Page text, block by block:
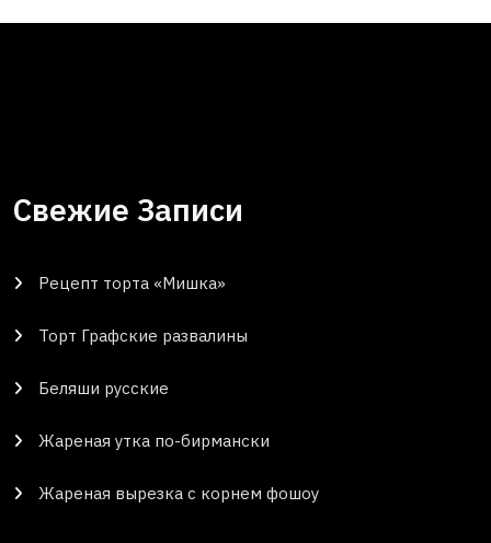
Свежие Записи
Рецепт торта «Мишка»
Торт Графские развалины
Беляши русские
Жареная утка по-бирмански
Жареная вырезка с корнем фошоу